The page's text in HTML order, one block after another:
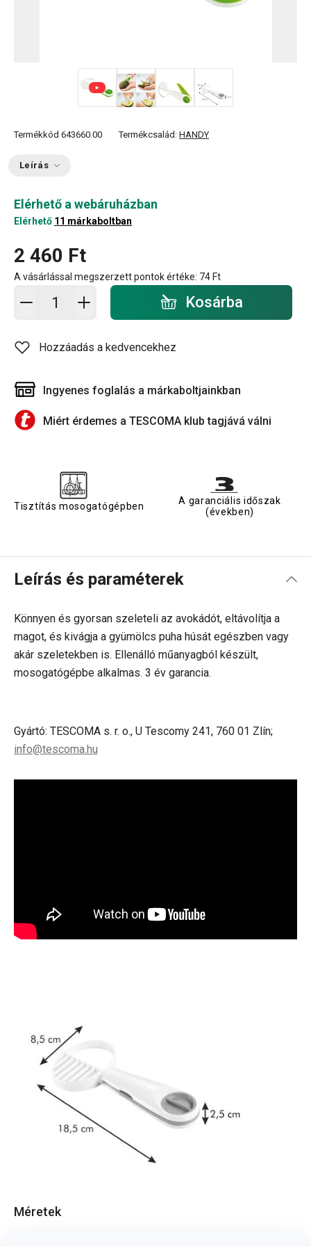
Termékkód 643660.00 Termékcsalád: HANDY
Leírás
Elérhető a webáruházban
Elérhető 11 márkaboltban
2 460 Ft
A vásárlással megszerzett pontok értéke: 74 Ft
Kosárba - mennyiség Kosárba
Hozzáadás a kedvencekhez
Ingyenes foglalás a márkaboltjainkban
Miért érdemes a TESCOMA klub tagjává válni
Tisztítás mosogatógépben
A garanciális időszak
(években)
Leírás és paraméterek
Könnyen és gyorsan szeleteli az avokádót, eltávolítja a
magot, és kivágja a gyümölcs puha húsát egészben vagy
akár szeletekben is. Ellenálló műanyagból készült,
mosogatógépbe alkalmas. 3 év garancia.
Gyártó: TESCOMA s. r. o., U Tescomy 241, 760 01 Zlín;
info@tescoma.hu
Méretek